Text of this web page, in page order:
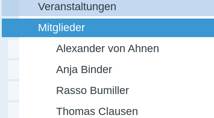
Veranstaltungen
Mitglieder
Alexander von Ahnen
Anja Binder
Rasso Bumiller
Thomas Clausen